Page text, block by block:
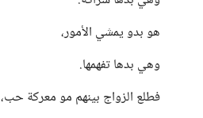
هو بدو يمشي الأمور،
وهي بدها تفهمها.
فطلع الزواج بينهم مو معركة حب،